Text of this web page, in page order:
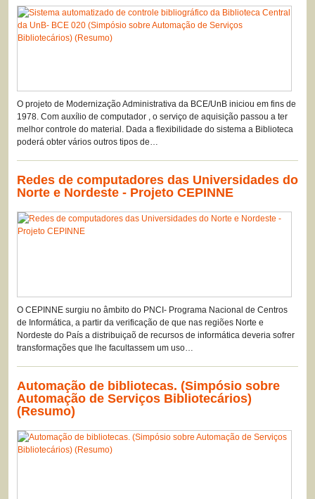
O projeto de Modernização Administrativa da BCE/UnB iniciou em fins de
1978. Com auxílio de computador , o serviço de aquisição passou a ter
melhor controle do material. Dada a flexibilidade do sistema a Biblioteca
poderá obter vários outros tipos de…
Redes de computadores das Universidades do
Norte e Nordeste - Projeto CEPINNE
O CEPINNE surgiu no âmbito do PNCI- Programa Nacional de Centros
de Informática, a partir da verificação de que nas regiões Norte e
Nordeste do País a distribuiçaõ de recursos de informática deveria sofrer
transformações que lhe facultassem um uso…
Automação de bibliotecas. (Simpósio sobre
Automação de Serviços Bibliotecários)
(Resumo)